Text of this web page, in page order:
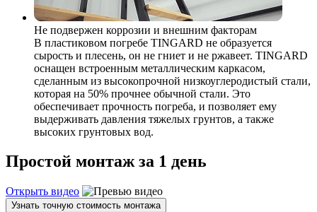
Не подвержен коррозии и внешним факторам
В пластиковом погребе TINGARD не образуется
сырость и плесень, он не гниет и не ржавеет. TINGARD
оснащен встроенным металлическим каркасом,
сделанным из высокопрочной низкоуглеродистый стали,
которая на 50% прочнее обычной стали. Это
обеспечивает прочность погреба, и позволяет ему
выдерживать давления тяжелых грунтов, а также
высоких грунтовых вод.
Простой монтаж за 1 день
Открыть видео
Узнать точную стоимость монтажа